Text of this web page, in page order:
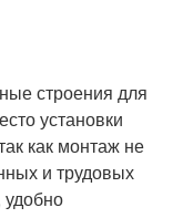
строения для
установки
как монтаж не
и трудовых
удобно